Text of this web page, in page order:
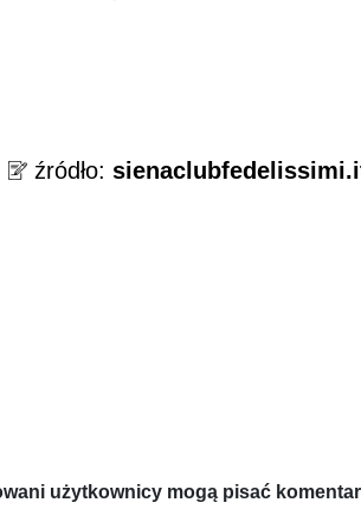
źródło:
użytkownicy mogą pisać